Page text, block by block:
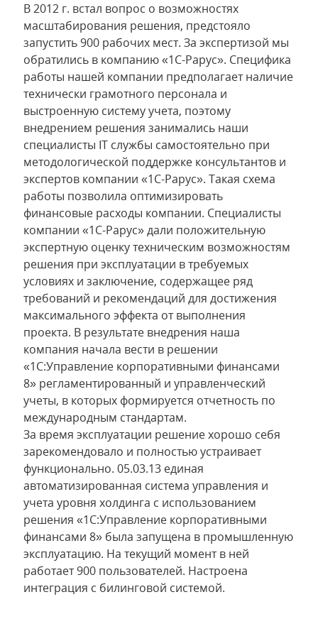
В 2012 г. встал вопрос о возможностях
масштабирования решения, предстояло
запустить 900 рабочих мест. За экспертизой мы
обратились в компанию «1С-Рарус». Специфика
работы нашей компании предполагает наличие
технически грамотного персонала и
выстроенную систему учета, поэтому
внедрением решения занимались наши
специалисты IT службы самостоятельно при
методологической поддержке консультантов и
экспертов компании «1С-Рарус». Такая схема
работы позволила оптимизировать
финансовые расходы компании. Специалисты
компании «1С-Рарус» дали положительную
экспертную оценку техническим возможностям
решения при эксплуатации в требуемых
условиях и заключение, содержащее ряд
требований и рекомендаций для достижения
максимального эффекта от выполнения
проекта. В результате внедрения наша
компания начала вести в решении
«1С:Управление корпоративными финансами
8» регламентированный и управленческий
учеты, в которых формируется отчетность по
международным стандартам.
За время эксплуатации решение хорошо себя
зарекомендовало и полностью устраивает
функционально. 05.03.13 единая
автоматизированная система управления и
учета уровня холдинга с использованием
решения «1С:Управление корпоративными
финансами 8» была запущена в промышленную
эксплуатацию. На текущий момент в ней
работает 900 пользователей. Настроена
интеграция с билинговой системой.